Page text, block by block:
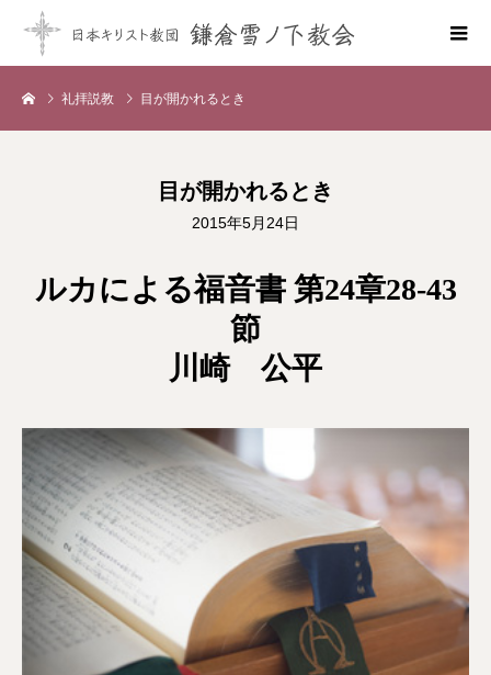
礼拝説教 目が開かれるとき
目が開かれるとき
2015年5月24日
ルカによる福音書 第24章28-43
節
川崎 公平